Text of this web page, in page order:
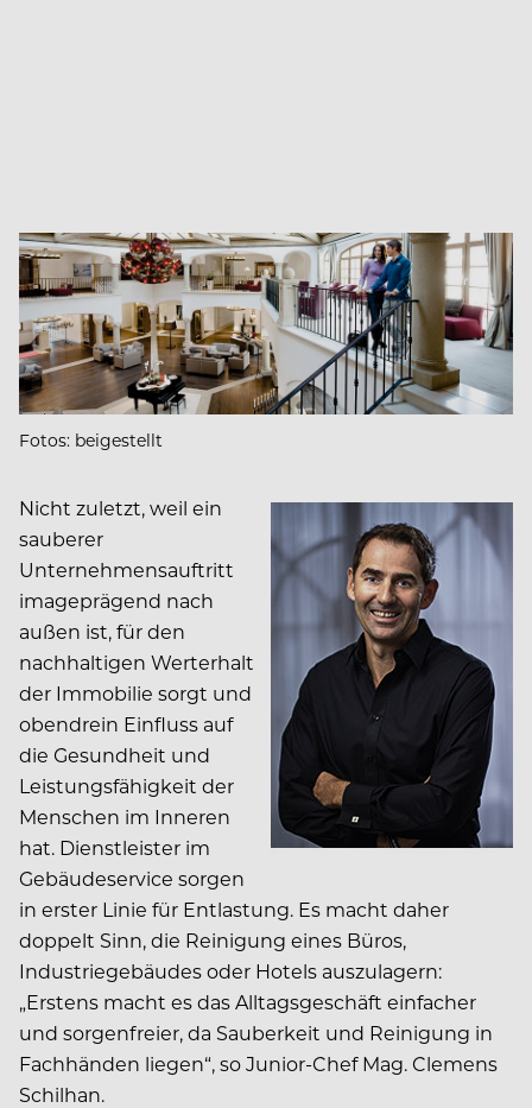
Fotos: beigestellt
Nicht zuletzt, weil ein
sauberer
Unternehmensauftritt
imageprägend nach
außen ist, für den
nachhaltigen Werterhalt
der Immobilie sorgt und
obendrein Einfluss auf
die Gesundheit und
Leistungsfähigkeit der
Menschen im Inneren
hat. Dienstleister im
Gebäudeservice sorgen
in erster Linie für Entlastung. Es macht daher
doppelt Sinn, die Reinigung eines Büros,
Industriegebäudes oder Hotels auszulagern:
„Erstens macht es das Alltagsgeschäft einfacher
und sorgenfreier, da Sauberkeit und Reinigung in
Fachhänden liegen“, so Junior-Chef Mag. Clemens
Schilhan.